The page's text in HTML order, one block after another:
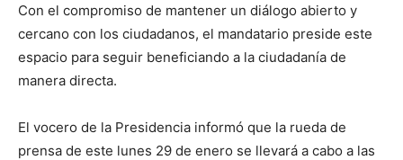
Con el compromiso de mantener un diálogo abierto y
cercano con los ciudadanos, el mandatario preside este
espacio para seguir beneficiando a la ciudadanía de
manera directa.
El vocero de la Presidencia informó que la rueda de
prensa de este lunes 29 de enero se llevará a cabo a las